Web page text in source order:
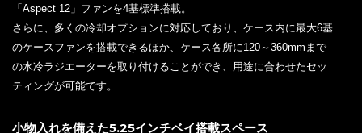
「Aspect 12」ファンを4基標準搭載。
さらに、多くの冷却オプションに対応しており、ケース内に最大6基
のケースファンを搭載できるほか、ケース各所に120～360mmまで
の水冷ラジエーターを取り付けることができ、用途に合わせたセッ
ティングが可能です。
小物入れを備えた5.25インチベイ搭載スペース